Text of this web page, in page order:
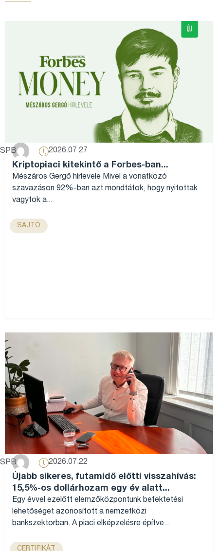
SPB 2026.07.27
Kriptopiaci kitekintő a Forbes-ban...
Mészáros Gergő hírlevele Mivel a vonatkozó
szavazáson 92%-ban azt mondtátok, hogy nyitottak
vagytok a...
SAJTÓ
SPB 2026.07.22
Újabb sikeres, futamidő előtti visszahívás:
15,5%-os dollárhozam egy év alatt...
Egy évvel ezelőtt elemzőközpontunk befektetési
lehetőséget azonosított a nemzetközi
bankszektorban. A piaci elképzelésre építve...
CERTIFIKÁT